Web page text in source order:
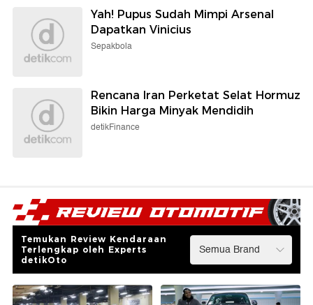
Yah! Pupus Sudah Mimpi Arsenal
Dapatkan Vinicius
Sepakbola
Rencana Iran Perketat Selat Hormuz
Bikin Harga Minyak Mendidih
detikFinance
Temukan Review Kendaraan
Terlengkap oleh Experts
detikOto